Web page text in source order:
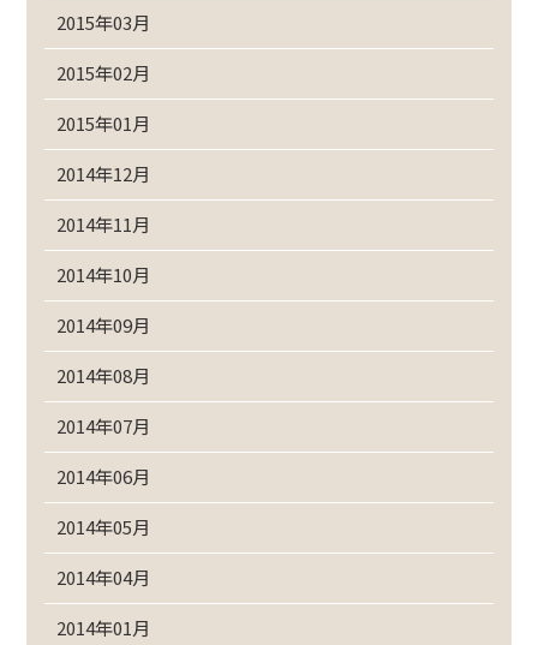
2015年03月
2015年02月
2015年01月
2014年12月
2014年11月
2014年10月
2014年09月
2014年08月
2014年07月
2014年06月
2014年05月
2014年04月
2014年01月